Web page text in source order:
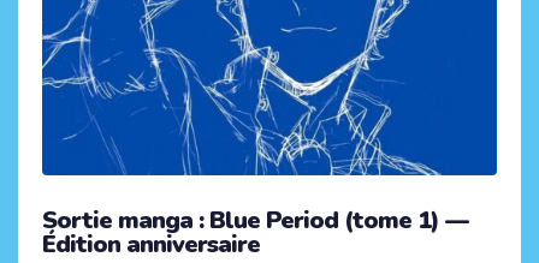
Sortie manga : Blue Period (tome 1) —
Édition anniversaire